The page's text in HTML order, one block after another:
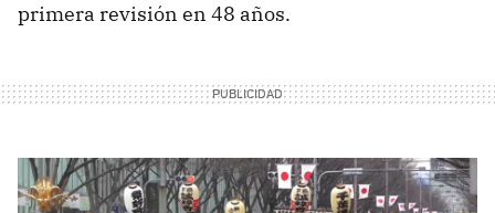
primera revisión en 48 años.